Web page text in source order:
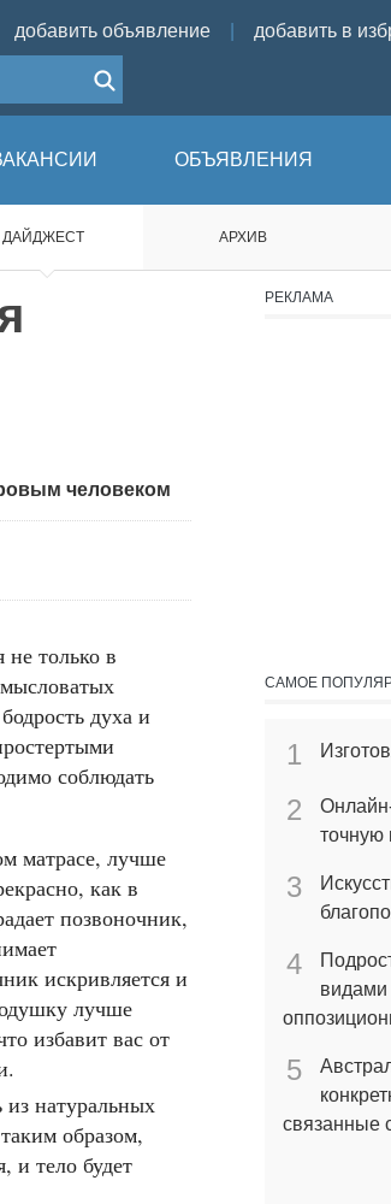
добавить объявление добавить в
ОБЪЯВЛЕНИЯ
ДАЙДЖЕСТ АРХИВ
человеком
не только в
духа и
соблюдать
матрасе, лучше
как в
позвоночник,
искривляется и
лучше
избавит вас от
натуральных
образом,
и тело будет
РЕКЛАМА
САМОЕ
1
2
точную
3
4
видами
5
связанные